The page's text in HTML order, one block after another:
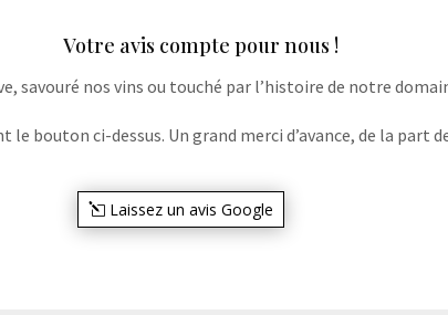
Votre avis compte pour nous !
savouré nos vins ou touché par l’histoire de notre
bouton ci-dessus. Un grand merci d’avance, de la part
Laissez un avis Google